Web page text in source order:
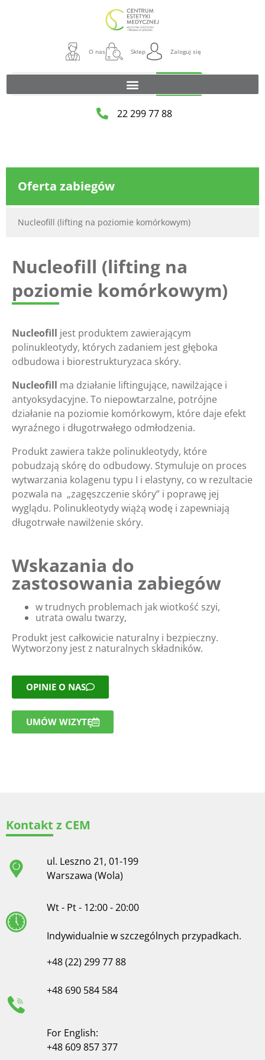
O nas Sklep Zaloguj się
22 299 77 88
Oferta zabiegów
Nucleofill (lifting na poziomie komórkowym)
Nucleofill (lifting na
poziomie komórkowym)
Nucleofill jest produktem zawierającym
polinukleotydy, których zadaniem jest głęboka
odbudowa i biorestrukturyzaca skóry.
Nucleofill ma działanie liftingujące, nawilżające i
antyoksydacyjne. To niepowtarzalne, potrójne
działanie na poziomie komórkowym, które daje efekt
wyraźnego i długotrwałego odmłodzenia.
Produkt zawiera także polinukleotydy, które
pobudzają skórę do odbudowy. Stymuluje on proces
wytwarzania kolagenu typu I i elastyny, co w rezultacie
pozwala na „zagęszczenie skóry” i poprawę jej
wyglądu. Polinukleotydy wiążą wodę i zapewniają
długotrwałe nawilżenie skóry.
Wskazania do
zastosowania zabiegów
w trudnych problemach jak wiotkość szyi,
utrata owalu twarzy,
Produkt jest całkowicie naturalny i bezpieczny.
Wytworzony jest z naturalnych składników.
OPINIE O NAS
UMÓW WIZYTĘ
Kontakt z CEM
ul. Leszno 21, 01-199
Warszawa (Wola)
Wt - Pt - 12:00 - 20:00
Indywidualnie w szczególnych przypadkach.
+48 (22) 299 77 88
+48 690 584 584
For English:
+48 609 857 377